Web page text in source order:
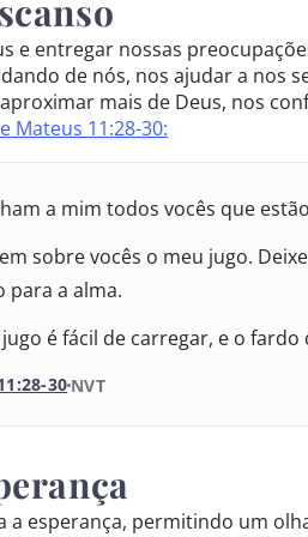
Internacional
Almeida Atualizada
Revisada e Corrigida
Revisada e Corrigida
Revisada e Atualizada
e entregar nossas
de nós, nos ajudar a nos
mais de Deus, nos
Mateus 11:28-30:
a mim todos vocês que
sobre vocês o meu jugo.
para a alma.
é fácil de carregar, e o fardo
30 VERSÃO DA BÍBLIA
NVT
Internacional
a esperança, permitindo um